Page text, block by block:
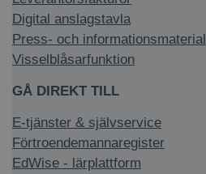
Digital anslagstavla
Press- och informationsmaterial
Visselblåsarfunktion
GÅ DIREKT TILL
E-tjänster & självservice
Förtroendemannaregister
EdWise - lärplattform